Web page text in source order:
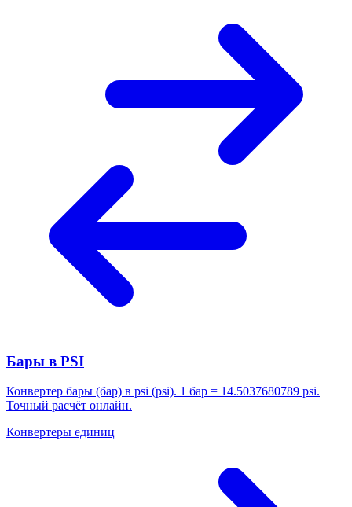
Бары в PSI
Конвертер бары (бар) в psi (psi). 1 бар = 14.5037680789 psi.
Точный расчёт онлайн.
Конвертеры единиц